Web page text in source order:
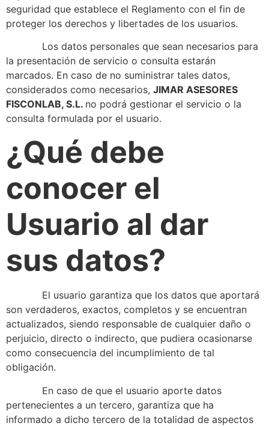
seguridad que establece el Reglamento con el fin de
proteger los derechos y libertades de los usuarios.
Los datos personales que sean necesarios para
la presentación de servicio o consulta estarán
marcados. En caso de no suministrar tales datos,
considerados como necesarios, JIMAR ASESORES
FISCONLAB, S.L. no podrá gestionar el servicio o la
consulta formulada por el usuario.
¿Qué debe
conocer el
Usuario al dar
sus datos?
El usuario garantiza que los datos que aportará
son verdaderos, exactos, completos y se encuentran
actualizados, siendo responsable de cualquier daño o
perjuicio, directo o indirecto, que pudiera ocasionarse
como consecuencia del incumplimiento de tal
obligación.
En caso de que el usuario aporte datos
pertenecientes a un tercero, garantiza que ha
informado a dicho tercero de la totalidad de aspectos